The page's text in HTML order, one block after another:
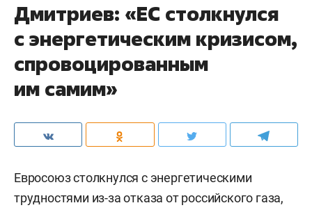
Дмитриев: «ЕС столкнулся
с энергетическим кризисом,
спровоцированным
им самим»
Евросоюз столкнулся с энергетическими
трудностями из-за отказа от российского газа,